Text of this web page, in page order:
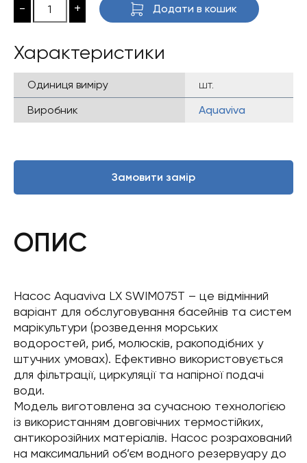
- + Додати в кошик
Характеристики
Одиниця виміру
шт.
Виробник
Aquaviva
Замовити замір
ОПИС
Насос Aquaviva LX SWIM075T – це відмінний
варіант для обслуговування басейнів та систем
марікультури (розведення морських
водоростей, риб, молюсків, ракоподібних у
штучних умовах). Ефективно використовується
для фільтрації, циркуляції та напірної подачі
води.
Модель виготовлена за сучасною технологією
із використанням довговічних термостійких,
антикорозійних матеріалів. Насос розрахований
на максимальний об’єм водного резервуару до